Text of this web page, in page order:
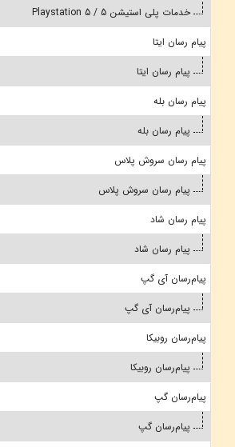
خدمات پلی استیشن 5 / Playstation 5
پیام رسان ایتا
پیام رسان ایتا
پیام رسان بله
پیام رسان بله
پیام رسان سروش پلاس
پیام رسان سروش پلاس
پیام رسان شاد
پیام رسان شاد
پیام‌رسان آی گپ
پیام‌رسان آی گپ
پیام‌رسان روبیکا
پیام‌رسان روبیکا
پیام‌رسان گپ
پیام‌رسان گپ